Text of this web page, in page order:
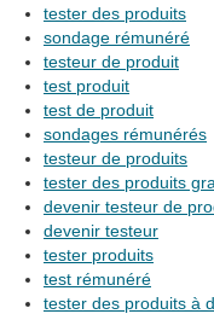
tester des produits
sondage rémunéré
testeur de produit
test produit
test de produit
sondages rémunérés
testeur de produits
tester des produits
devenir testeur de
devenir testeur
tester produits
test rémunéré
tester des produits à